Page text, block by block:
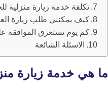
تكلفة خدمة زيارة منزلية
كيف يمكنني طلب زيارة
كم يوم تستغرق الموافقة
الاسئلة الشائعة
ما هي خدمة زيارة